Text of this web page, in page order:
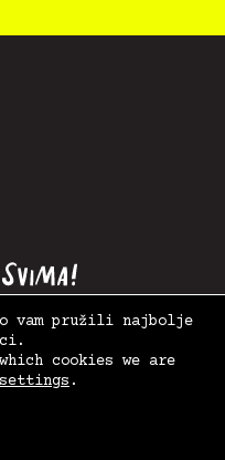
vam pružili najbolje
cookies we are
settings .